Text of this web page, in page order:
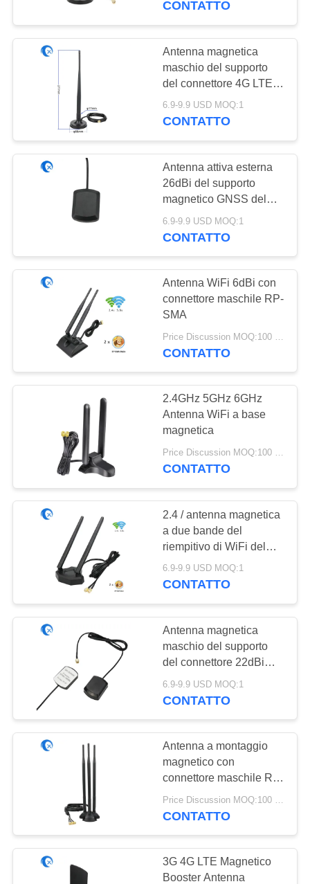
CONTATTO
Antenna magnetica
maschio del supporto
del connettore 4G LTE di
SMA con cavo LMR195
6.9-9.9 USD MOQ:1
CONTATTO
Antenna attiva esterna
26dBi del supporto
magnetico GNSS del
connettore di SMA
6.9-9.9 USD MOQ:1
CONTATTO
Antenna WiFi 6dBi con
connettore maschile RP-
SMA
Price Discussion MOQ:100 PCS
CONTATTO
2.4GHz 5GHz 6GHz
Antenna WiFi a base
magnetica
Price Discussion MOQ:100 PCS
CONTATTO
2.4 / antenna magnetica
a due bande del
riempitivo di WiFi del
supporto 5.8g 5dBi per
la carta del PCI del PC
6.9-9.9 USD MOQ:1
CONTATTO
Antenna magnetica
maschio del supporto
del connettore 22dBi
GPS GNSS di SMA
6.9-9.9 USD MOQ:1
CONTATTO
Antenna a montaggio
magnetico con
connettore maschile RP-
SMA
CONTATTO
3G 4G LTE Magnetico
Booster Antenna